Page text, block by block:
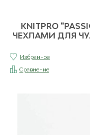
KNITPRO
ЧЕХЛАМИ ДЛЯ
Избранное
Сравнение